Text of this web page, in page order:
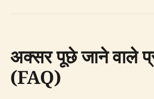
अक्सर पूछे जाने वाले
(FAQ)